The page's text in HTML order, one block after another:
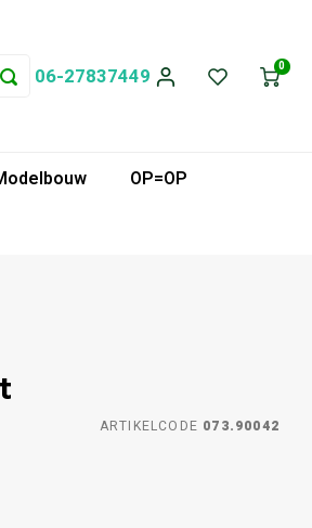
06-27837449 0
OP=OP
ARTIKELCODE 073.90042